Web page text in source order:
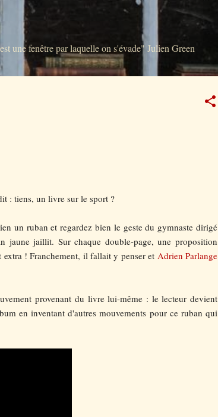
une fenêtre par laquelle on s'évade" Julien Green
: tiens, un livre sur le sport ?
un ruban et regardez bien le geste du gymnaste dirigé
jaillit. Sur chaque double-page, une proposition
! Franchement, il fallait y penser et Adrien Parlange
provenant du livre lui-même : le lecteur devient
en inventant d'autres mouvements pour ce ruban qui